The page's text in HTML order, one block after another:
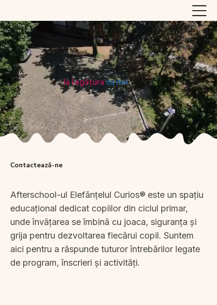
Ia legăturacu noi
Afterschool-ul Elefănțelul Curios® este un spațiu
educațional dedicat copiilor din ciclul primar,
unde învățarea se îmbină cu joaca, siguranța și
grija pentru dezvoltarea fiecărui copil. Suntem
aici pentru a răspunde tuturor întrebărilor legate
de program, înscrieri și activități.
Contactează-ne